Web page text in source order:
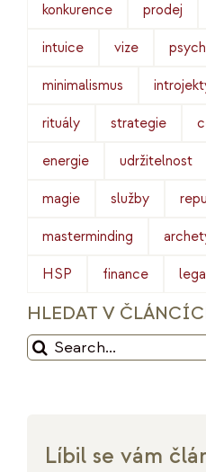
konkurence prodej
intuice vize
minimalismus
rituály strategie
energie udržitelnost
magie služby
masterminding
HSP finance
HLEDAT V
Hledat:
Líbil se vám